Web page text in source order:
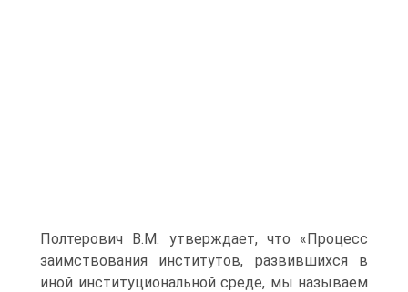
Полтерович В.М. утверждает, что «Про­цесс
заимствования институтов, развившихся в
иной институциональной среде, мы называем